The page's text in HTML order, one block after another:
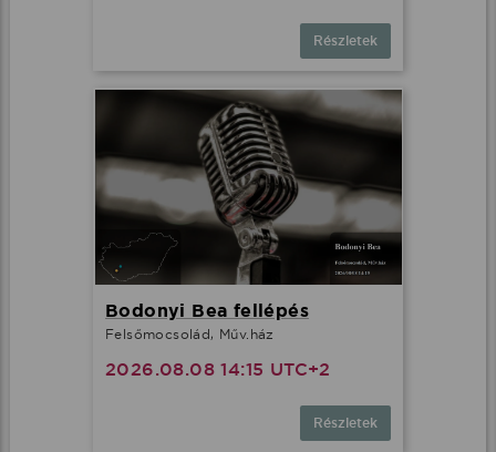
Részletek
Bodonyi Bea fellépés
Felsőmocsolád, Műv.ház
2026.08.08 14:15 UTC+2
Részletek